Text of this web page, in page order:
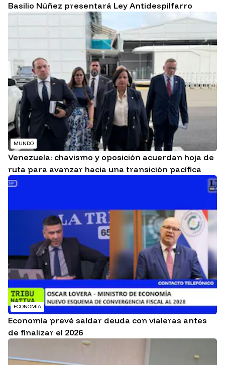
Basilio Núñez presentará Ley Antidespilfarro
MUNDO
Venezuela: chavismo y oposición acuerdan hoja de
ruta para avanzar hacia una transición pacífica
ECONOMÍA
Economía prevé saldar deuda con vialeras antes
de finalizar el 2026